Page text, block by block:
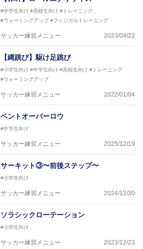
#中学生向け #高校生向け #トレーニング
#ウォーミングアップ #フィジカルトレーニング
サッカー練習メニュー 2023/04/22
【縄跳び】駆け足跳び
#小学生向け #中学生向け #高校生向け #トレーニング
#ウォーミングアップ
サッカー練習メニュー 2022/01/04
ベントオーバーロウ
#中学生向け
サッカー練習メニュー 2025/12/19
サーキット③〜前後ステップ〜
#小学生向け
サッカー練習メニュー 2024/12/30
ソラシックローテーション
#小学生向け
サッカー練習メニュー 2023/12/23